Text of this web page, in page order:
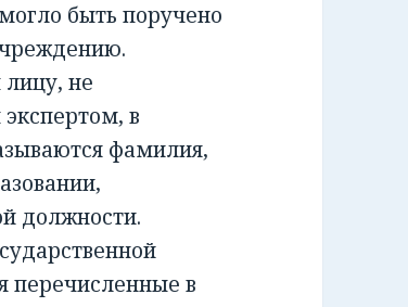
быть поручено
не
в
фамилия,
должности.
перечисленные в